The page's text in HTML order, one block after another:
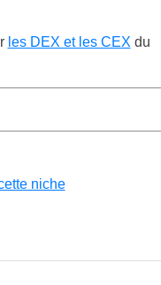
les DEX et les CEX du
niche